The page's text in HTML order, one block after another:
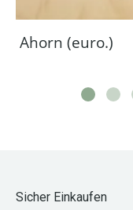
Ahorn (euro.)
Sicher Einkaufen